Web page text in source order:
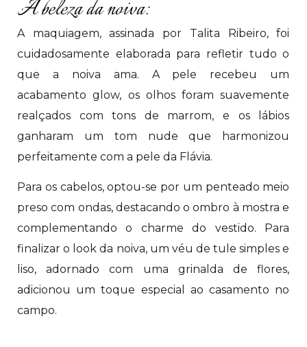
A beleza da noiva:
A maquiagem, assinada por Talita Ribeiro, foi
cuidadosamente elaborada para refletir tudo o
que a noiva ama. A pele recebeu um
acabamento glow, os olhos foram suavemente
realçados com tons de marrom, e os lábios
ganharam um tom nude que harmonizou
perfeitamente com a pele da Flávia.
Para os cabelos, optou-se por um penteado meio
preso com ondas, destacando o ombro à mostra e
complementando o charme do vestido. Para
finalizar o look da noiva, um véu de tule simples e
liso, adornado com uma grinalda de flores,
adicionou um toque especial ao casamento no
campo.